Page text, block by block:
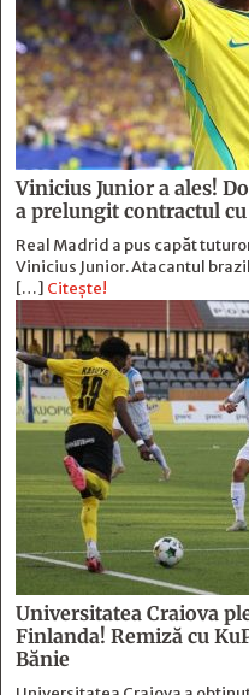
Vinicius Junior a ales!
a prelungit contractul
Real Madrid a pus capăt
Vinicius Junior. Atacantul
[…] Citește!
Universitatea Craiova
Finlanda! Remiză cu
Bănie